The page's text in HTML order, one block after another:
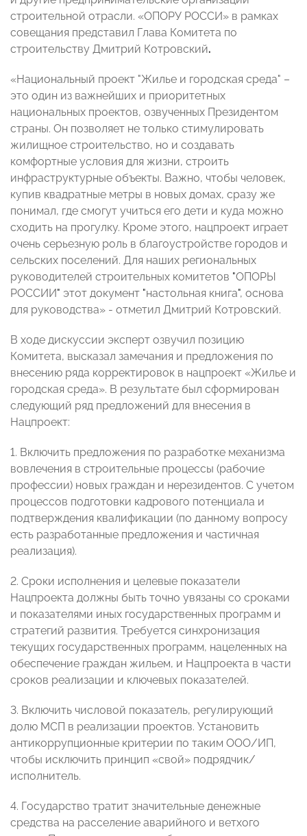
строительной отрасли. «ОПОРУ РОССИ» в рамках
совещания представил Глава Комитета по
строительству Дмитрий Котровский.
«Национальный проект "Жилье и городская среда" –
это один из важнейших и приоритетных
национальных проектов, озвученных Президентом
страны. Он позволяет не только стимулировать
жилищное строительство, но и создавать
комфортные условия для жизни, строить
инфраструктурные объекты. Важно, чтобы человек,
купив квадратные метры в новых домах, сразу же
понимал, где смогут учиться его дети и куда можно
сходить на прогулку. Кроме этого, нацпроект играет
очень серьезную роль в благоустройстве городов и
сельских поселений. Для наших региональных
руководителей строительных комитетов "ОПОРЫ
РОССИИ" этот документ "настольная книга", основа
для руководства» - отметил Дмитрий Котровский.
В ходе дискуссии эксперт озвучил позицию
Комитета, высказал замечания и предложения по
внесению ряда корректировок в нацпроект «Жилье и
городская среда». В результате был сформирован
следующий ряд предложений для внесения в
Нацпроект:
1. Включить предложения по разработке механизма
вовлечения в строительные процессы (рабочие
профессии) новых граждан и нерезидентов. С учетом
процессов подготовки кадрового потенциала и
подтверждения квалификации (по данному вопросу
есть разработанные предложения и частичная
реализация).
2. Сроки исполнения и целевые показатели
Нацпроекта должны быть точно увязаны со сроками
и показателями иных государственных программ и
стратегий развития. Требуется синхронизация
текущих государственных программ, нацеленных на
обеспечение граждан жильем, и Нацпроекта в части
сроков реализации и ключевых показателей.
3. Включить числовой показатель, регулирующий
долю МСП в реализации проектов. Установить
антикоррупционные критерии по таким ООО/ИП,
чтобы исключить принцип «свой» подрядчик/
исполнитель.
4. Государство тратит значительные денежные
средства на расселение аварийного и ветхого